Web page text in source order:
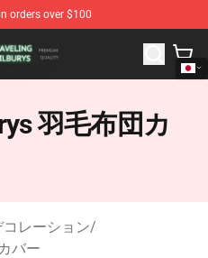
orders over $100
- Official Traveling Wilburys
羽毛布団カ
レーション/
バー